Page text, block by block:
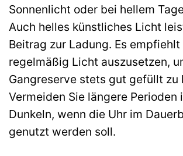
Sonnenlicht oder bei hellem
Auch helles künstliches Licht
Beitrag zur Ladung. Es
regelmäßig Licht auszusetzen,
Gangreserve stets gut gefüllt zu
Vermeiden Sie längere Perioden
Dunkeln, wenn die Uhr im
genutzt werden soll.